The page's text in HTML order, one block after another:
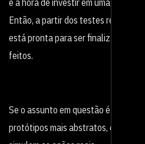
Então, a partir dos testes
está pronta para ser finalizada ou
feitos.
Se o assunto em questão é um
protótipos mais abstratos, como